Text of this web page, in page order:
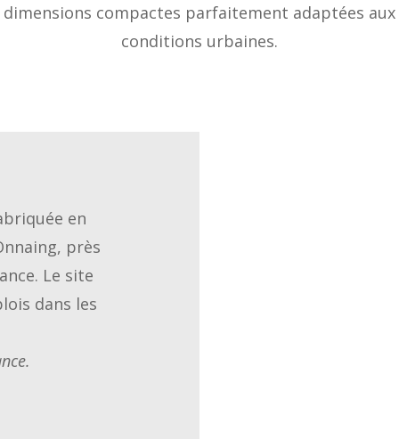
dimensions compactes parfaitement adaptées aux
conditions urbaines.
en
près
Le site
dans les